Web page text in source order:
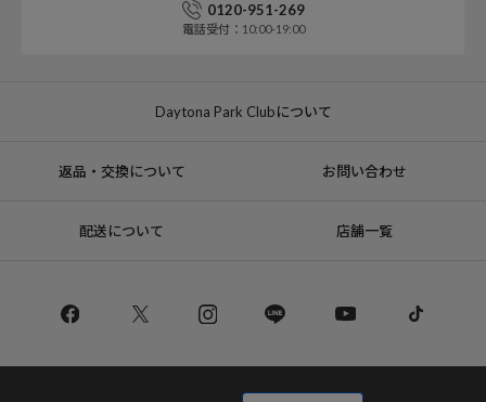
0120-951-269
電話受付：10:00-19:00
Daytona Park Clubについて
返品・交換について お問い合わせ
配送について 店舗一覧